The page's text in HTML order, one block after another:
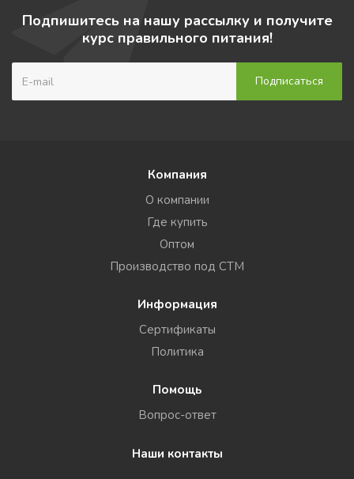
Подпишитесь на нашу рассылку и получите
курс правильного питания!
Компания
О компании
Где купить
Оптом
Производство под СТМ
Информация
Сертификаты
Политика
Помощь
Вопрос-ответ
Наши контакты